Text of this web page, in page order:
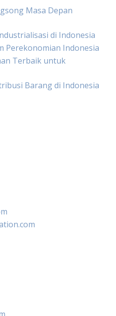
Masa Depan
di Indonesia
Perekonomian Indonesia
Terbaik untuk
Barang di Indonesia